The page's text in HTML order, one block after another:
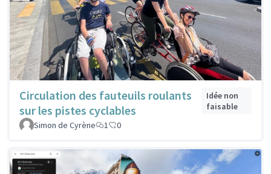
Circulation des fauteuils roulants
sur les pistes cyclables
Idée non
faisable
Simon de Cyrène
1 0